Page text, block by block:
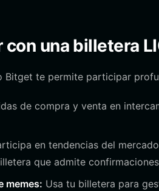
una billetera
Bitget te permite participar
de compra y venta en
en tendencias del
que admite
memes: Usa tu billetera para